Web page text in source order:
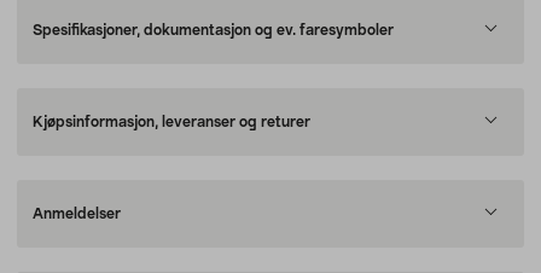
Spesifikasjoner, dokumentasjon og ev. faresymboler
Kjøpsinformasjon, leveranser og returer
Anmeldelser